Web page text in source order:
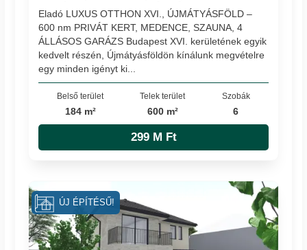
Eladó LUXUS OTTHON XVI., ÚJMÁTYÁSFÖLD –
600 nm PRIVÁT KERT, MEDENCE, SZAUNA, 4
ÁLLÁSOS GARÁZS Budapest XVI. kerületének egyik
kedvelt részén, Újmátyásföldön kínálunk megvételre
egy minden igényt ki...
Belső terület
184 m²
Telek terület
600 m²
Szobák
6
299 M Ft
ÚJ ÉPÍTÉSŰ!